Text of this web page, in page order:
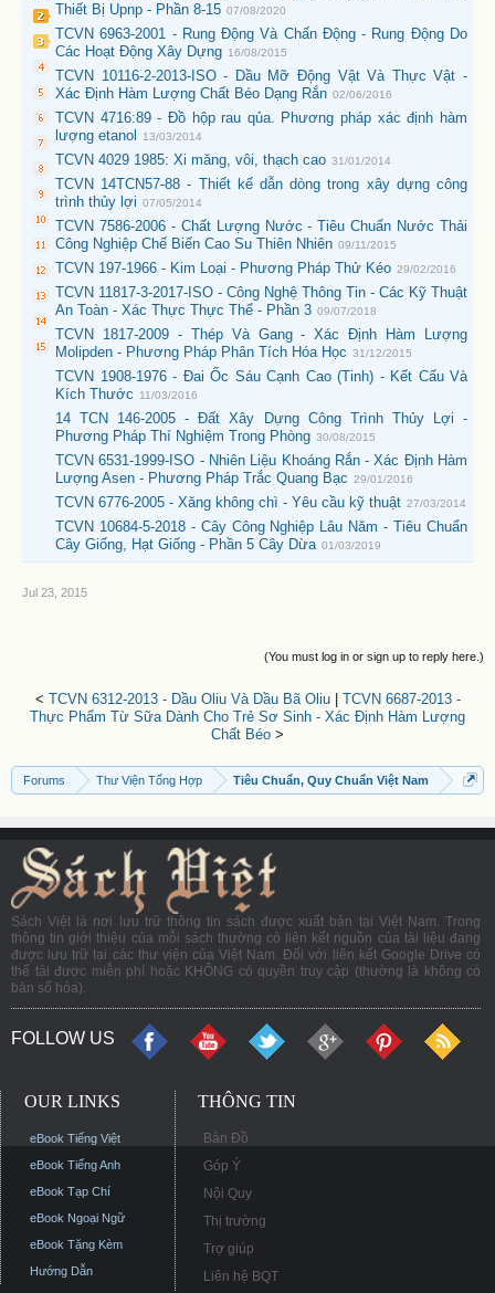
Thiết Bị Upnp - Phần 8-15 07/08/2020
TCVN 6963-2001 - Rung Động Và Chấn Động - Rung Động Do
Các Hoạt Động Xây Dựng 16/08/2015
TCVN 10116-2-2013-ISO - Dầu Mỡ Động Vật Và Thực Vật -
Xác Định Hàm Lượng Chất Béo Dạng Rắn 02/06/2016
TCVN 4716:89 - Đồ hộp rau qủa. Phương pháp xác định hàm
lượng etanol
13/03/2014
TCVN 4029 1985: Xi măng, vôi, thạch cao 31/01/2014
TCVN 14TCN57-88 - Thiết kế dẫn dòng trong xây dựng công
trình thủy lợi 07/05/2014
TCVN 7586-2006 - Chất Lượng Nước - Tiêu Chuẩn Nước Thải
Công Nghiệp Chế Biến Cao Su Thiên Nhiên 09/11/2015
TCVN 197-1966 - Kim Loại - Phương Pháp Thử Kéo 29/02/2016
TCVN 11817-3-2017-ISO - Công Nghệ Thông Tin - Các Kỹ Thuật
An Toàn - Xác Thực Thực Thể - Phần 3 09/07/2018
TCVN 1817-2009 - Thép Và Gang - Xác Định Hàm Lượng
Molipden - Phương Pháp Phân Tích Hóa Học 31/12/2015
TCVN 1908-1976 - Đai Ốc Sáu Cạnh Cao (Tinh) - Kết Cấu Và
Kích Thước
11/03/2016
14 TCN 146-2005 - Đất Xây Dựng Công Trình Thủy Lợi -
Phương Pháp Thí Nghiệm Trong Phòng 30/08/2015
TCVN 6531-1999-ISO - Nhiên Liệu Khoáng Rắn - Xác Định Hàm
Lượng Asen - Phương Pháp Trắc Quang Bạc 29/01/2016
TCVN 6776-2005 - Xăng không chì - Yêu cầu kỹ thuật 27/03/2014
TCVN 10684-5-2018 - Cây Công Nghiệp Lâu Năm - Tiêu Chuẩn
Cây Giống, Hạt Giống - Phần 5 Cây Dừa 01/03/2019
Jul 23, 2015
(You must log in or sign up to reply here.)
< TCVN 6312-2013 - Dầu Oliu Và Dầu Bã Oliu| TCVN 6687-2013 -
Thực Phẩm Từ Sữa Dành Cho Trẻ Sơ Sinh - Xác Định Hàm Lượng
Chất Béo >
Forums Thư Viện Tổng Hợp Tiêu Chuẩn, Quy Chuẩn Việt Nam
Sách Việt là nơi lưu trữ thông tin sách được xuất bản tại Việt Nam. Trong
thông tin giới thiệu của mỗi sách thường có liên kết nguồn của tài liệu đang
được lưu trữ tại các thư viện của Việt Nam. Đối với liên kết Google Drive có
thể tải được miễn phí hoặc KHÔNG có quyền truy cập (thường là không có
bản số hóa).
FOLLOW US
OUR LINKS
eBook Tiếng Việt
eBook Tiếng Anh
eBook Tạp Chí
eBook Ngoại Ngữ
eBook Tặng Kèm
Hướng Dẫn
THÔNG TIN
Bản Đồ
Góp Ý
Nội Quy
Thị trường
Trợ giúp
Liên hệ BQT